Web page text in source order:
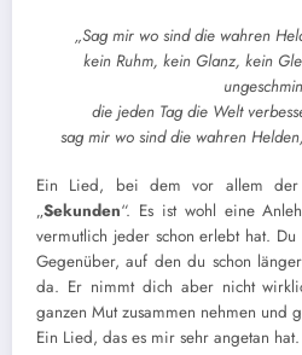
„Sag mir wo sind die wahren
kein Ruhm, kein Glanz, kein
die jeden Tag die Welt
sag mir wo sind die wahren
Ein Lied, bei dem vor allem
„Sekunden“. Es ist wohl eine
vermutlich jeder schon erlebt hat.
Gegenüber, auf den du schon
da. Er nimmt dich aber nicht
ganzen Mut zusammen nehmen und
Ein Lied, das es mir sehr angetan hat.